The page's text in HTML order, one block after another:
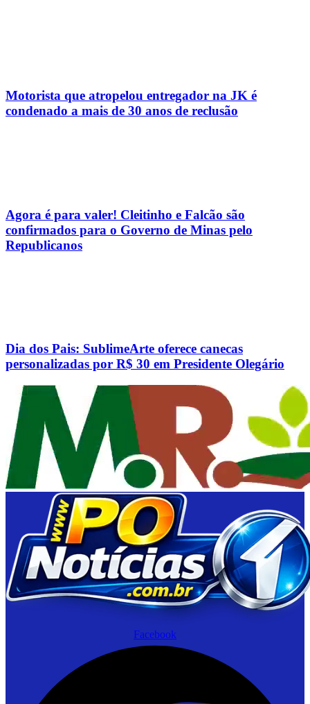
Motorista que atropelou entregador na JK é
condenado a mais de 30 anos de reclusão
Agora é para valer! Cleitinho e Falcão são
confirmados para o Governo de Minas pelo
Republicanos
Dia dos Pais: SublimeArte oferece canecas
personalizadas por R$ 30 em Presidente Olegário
Facebook